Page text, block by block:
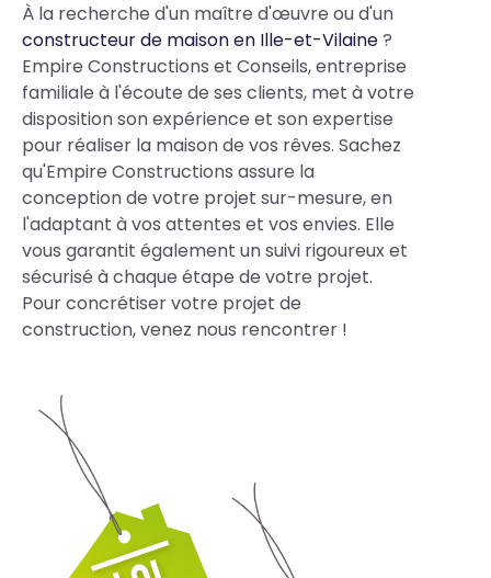
À la recherche d'un maître d'œuvre ou d'un
constructeur de maison en Ille-et-Vilaine?
Empire Constructions et Conseils, entreprise
familiale à l'écoute de ses clients, met à votre
disposition son expérience et son expertise
pour réaliser la maison de vos rêves. Sachez
qu'Empire Constructions assure la
conception de votre projet sur-mesure, en
l'adaptant à vos attentes et vos envies. Elle
vous garantit également un suivi rigoureux et
sécurisé à chaque étape de votre projet.
Pour concrétiser votre projet de
construction, venez nous rencontrer !
Photos